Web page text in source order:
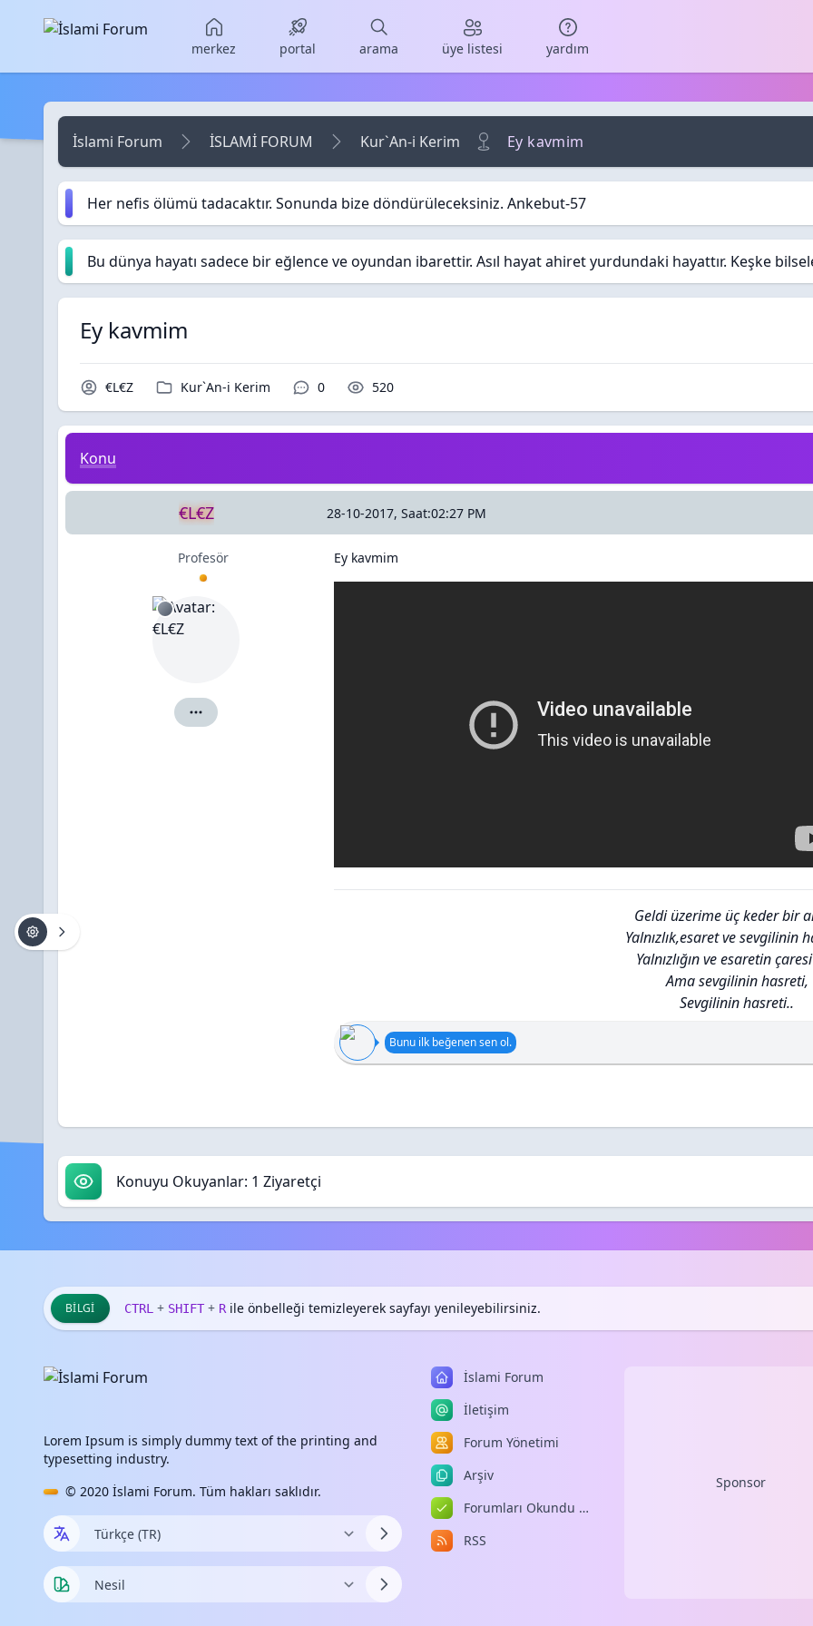
Skip to main content
merkez portal arama üye listesi yardım
İslami Forum İSLAMİ FORUM Kur`An-i Kerim Ey kavmim
Her nefis ölümü tadacaktır. Sonunda bize döndürüleceksiniz. Ankebut-57
Bu dünya hayatı sadece bir eğlence ve oyundan ibarettir. Asıl hayat ahiret yurdundaki hayattır. Keşke
Ey kavmim
Konu Sahibi / Yazar
€L€Z Kategori / Forum
Kur`An-i Kerim Yorumlar / Cevaplar
0 Okunma / Görüntüleme
520
Ey kavmim
Konu
€L€Z 28-10-2017, Saat:02:27 PM
Profesör
€L€Z için ayrıntılar
Ey kavmim
Geldi üzerime üç keder bir
Yalnızlık,esaret ve sevgilinin
Yalnızlığın ve esaretin
Ama sevgilinin hasreti,
Sevgilinin hasreti..
Bunu ilk beğenen sen ol.
Konuyu Okuyanlar: 1 Ziyaretçi
BILGI CTRL + SHIFT + Rile önbelleği temizleyerek sayfayı yenileyebilirsiniz.
Lorem Ipsum is simply dummy text of the printing and
typesetting industry.
© 2020 İslami Forum. Tüm hakları saklıdır.
İslami Forum
İletişim
Forum Yönetimi
Arşiv
Forumları Okundu Kabul Et
RSS
Sponsor